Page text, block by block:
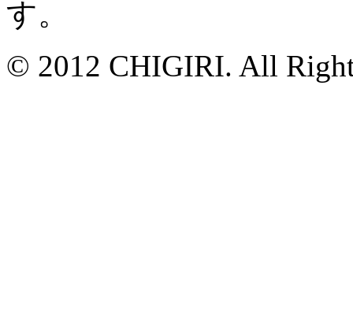
す。
© 2012 CHIGIRI. All